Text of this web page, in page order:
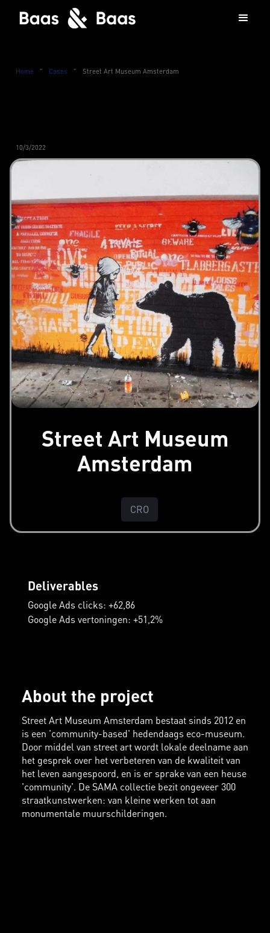
Home ” Cases ” Street Art Museum Amsterdam
10/3/2022
Street Art Museum
Amsterdam
CRO
Deliverables
Google Ads clicks: +62,86
Google Ads vertoningen: +51,2%
About the project
Street Art Museum Amsterdam bestaat sinds 2012 en
is een 'community-based' hedendaags eco-museum.
Door middel van street art wordt lokale deelname aan
het gesprek over het verbeteren van de kwaliteit van
het leven aangespoord, en is er sprake van een heuse
'community'. De SAMA collectie bezit ongeveer 300
straatkunstwerken: van kleine werken tot aan
monumentale muurschilderingen.